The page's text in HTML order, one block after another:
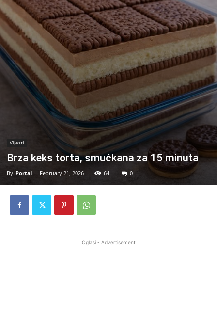
Vijesti
Brza keks torta, smućkana za 15 minuta
By Portal - February 21, 2026 64 0
Oglasi - Advertisement